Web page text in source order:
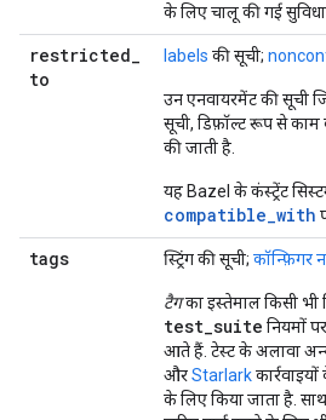
के लिए चालू की गई
restricted_
to
labels की सूची;
उन एनवायरमेंट की सूची
सूची, डिफ़ॉल्ट रूप से काम
की जाती है.
यह Bazel के कंस्ट्रेंट
compatible_with
tags स्ट्रिंग की सूची; कॉन्फ़िगर
टैगका इस्तेमाल किसी भी
test_suite नियमों
आते हैं. टेस्ट के अलावा
औरStarlark
के लिए किया जाता है.